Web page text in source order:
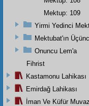
Mektup: 109
Yirmi Yedinci
Mektubat'ın
Onuncu Lem'a
Fihrist
Kastamonu Lahikası
Emirdağ Lahikası
İman Ve Küfür